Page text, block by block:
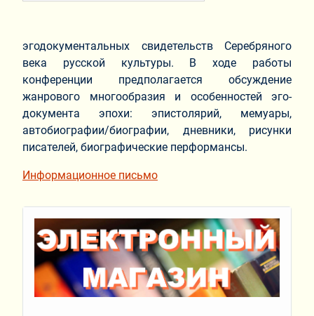
эгодокументальных свидетельств Серебряного
века русской культуры. В ходе работы
конференции предполагается обсуждение
жанрового многообразия и особенностей эго-
документа эпохи: эпистолярий, мемуары,
автобиографии/биографии, дневники, рисунки
писателей, биографические перформансы.
Информационное письмо